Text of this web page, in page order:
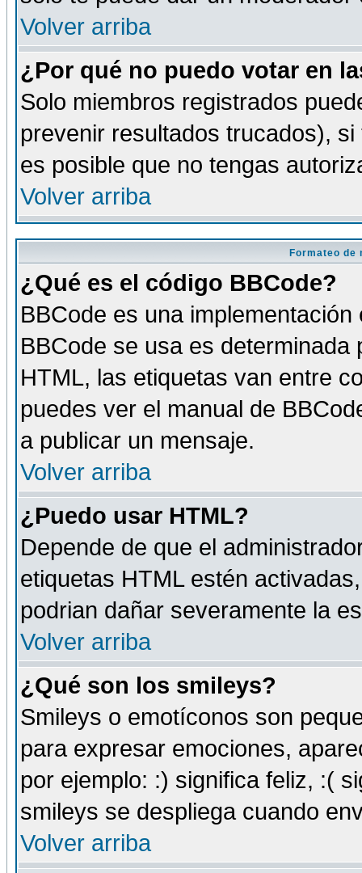
Volver arriba
¿Por qué no puedo votar en
Solo miembros registrados
prevenir resultados trucados),
es posible que no tengas
Volver arriba
Formateo de
¿Qué es el código BBCode?
BBCode es una
BBCode se usa es
HTML, las etiquetas van entre
puedes ver el manual de
a publicar un mensaje.
Volver arriba
¿Puedo usar HTML?
Depende de que el
etiquetas HTML estén
podrian dañar severamente la
Volver arriba
¿Qué son los smileys?
Smileys o emotíconos son
para expresar emociones,
por ejemplo: :) significa feliz, :(
smileys se despliega cuando
Volver arriba